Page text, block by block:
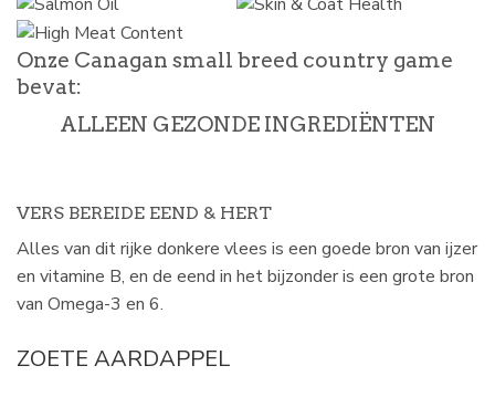
Onze Canagan small breed country game
bevat:
ALLEEN GEZONDE INGREDIËNTEN
VERS BEREIDE EEND & HERT
Alles van dit rijke donkere vlees is een goede bron van ijzer
en vitamine B, en de eend in het bijzonder is een grote bron
van Omega-3 en 6.
ZOETE AARDAPPEL